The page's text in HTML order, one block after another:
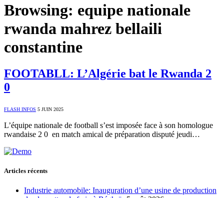
Browsing: equipe nationale
rwanda mahrez bellaili
constantine
FOOTABLL: L’Algérie bat le Rwanda 2
0
FLASH INFOS 5 JUIN 2025
L’équipe nationale de football s’est imposée face à son homologue
rwandaise 2 0 en match amical de préparation disputé jeudi…
Articles récents
Industrie automobile: Inauguration d’une usine de production